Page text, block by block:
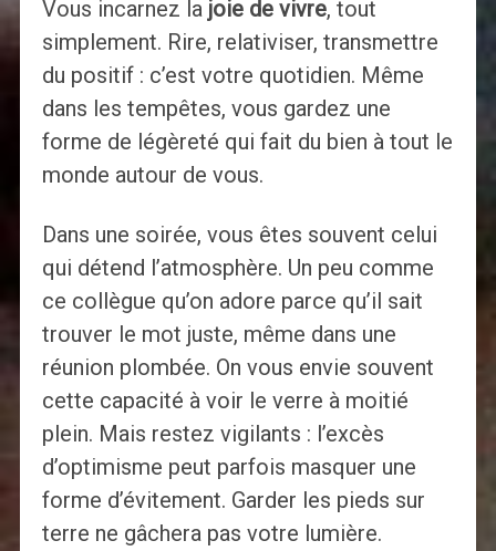
Vous incarnez la joie de vivre, tout
simplement. Rire, relativiser, transmettre
du positif : c’est votre quotidien. Même
dans les tempêtes, vous gardez une
forme de légèreté qui fait du bien à tout le
monde autour de vous.
Dans une soirée, vous êtes souvent celui
qui détend l’atmosphère. Un peu comme
ce collègue qu’on adore parce qu’il sait
trouver le mot juste, même dans une
réunion plombée. On vous envie souvent
cette capacité à voir le verre à moitié
plein. Mais restez vigilants : l’excès
d’optimisme peut parfois masquer une
forme d’évitement. Garder les pieds sur
terre ne gâchera pas votre lumière.